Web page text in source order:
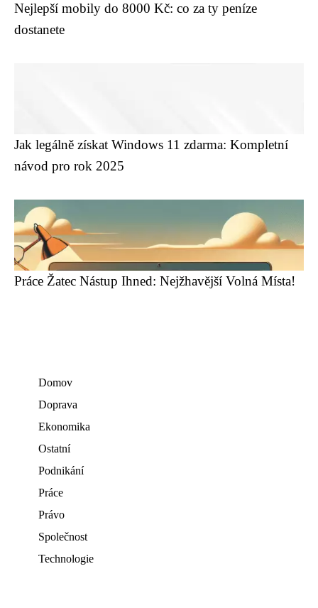
Nejlepší mobily do 8000 Kč: co za ty peníze
dostanete
Jak legálně získat Windows 11 zdarma: Kompletní
návod pro rok 2025
Práce Žatec Nástup Ihned: Nejžhavější Volná Místa!
Domov
Doprava
Ekonomika
Ostatní
Podnikání
Práce
Právo
Společnost
Technologie